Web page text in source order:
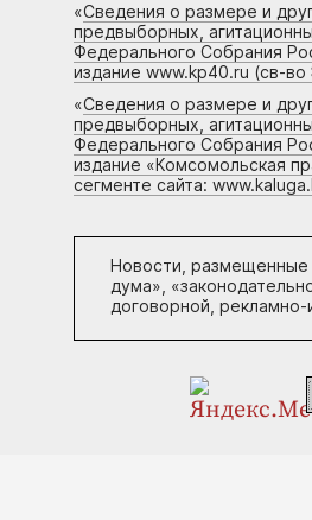
«Сведения о размере и
предвыборных,
Федерального Собрания
издание www.kp40.ru (св-
«Сведения о размере и
предвыборных,
Федерального Собрания
издание «Комсомольская
сегменте сайта:
Новости, размещенные
дума»,
договорной,